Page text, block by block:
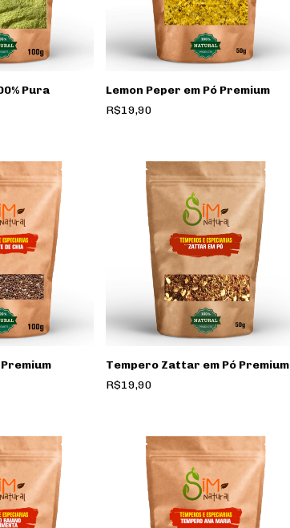
Pura
Lemon Peper em Pó Premium
R$19,90
Tempero Zattar em Pó Premium
R$19,90